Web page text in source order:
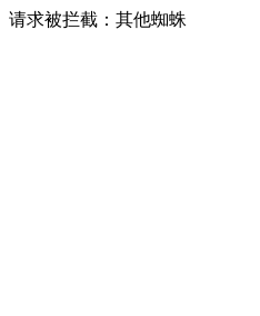
请求被拦截：其他蜘蛛